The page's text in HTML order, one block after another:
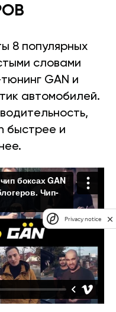
8 популярных
словами
GAN и
автомобилей.
быстрее и
Privacy notice